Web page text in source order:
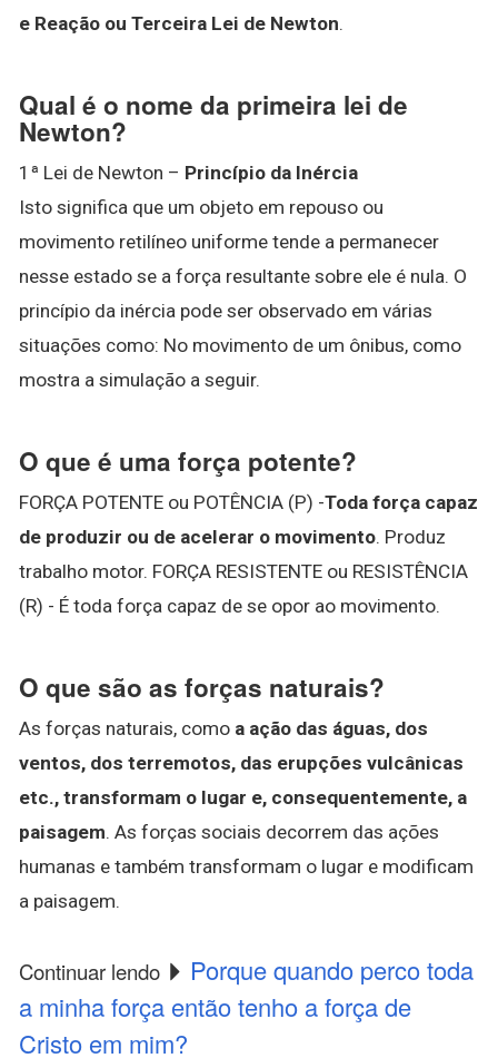
e Reação ou Terceira Lei de Newton.
Qual é o nome da primeira lei de
Newton?
1ª Lei de Newton – Princípio da Inércia
Isto significa que um objeto em repouso ou
movimento retilíneo uniforme tende a permanecer
nesse estado se a força resultante sobre ele é nula. O
princípio da inércia pode ser observado em várias
situações como: No movimento de um ônibus, como
mostra a simulação a seguir.
O que é uma força potente?
FORÇA POTENTE ou POTÊNCIA (P) -Toda força capaz
de produzir ou de acelerar o movimento. Produz
trabalho motor. FORÇA RESISTENTE ou RESISTÊNCIA
(R) - É toda força capaz de se opor ao movimento.
O que são as forças naturais?
As forças naturais, como a ação das águas, dos
ventos, dos terremotos, das erupções vulcânicas
etc., transformam o lugar e, consequentemente, a
paisagem. As forças sociais decorrem das ações
humanas e também transformam o lugar e modificam
a paisagem.
Continuar lendo
Porque quando perco toda
a minha força então tenho a força de
Cristo em mim?